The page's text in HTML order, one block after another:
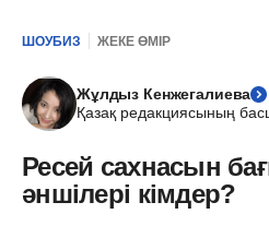
ШОУБИЗ ЖЕКЕ ӨМІР
Жұлдыз Кенжегалиева
Қазақ редакциясының
Ресей сахнасын
әншілері кімдер?